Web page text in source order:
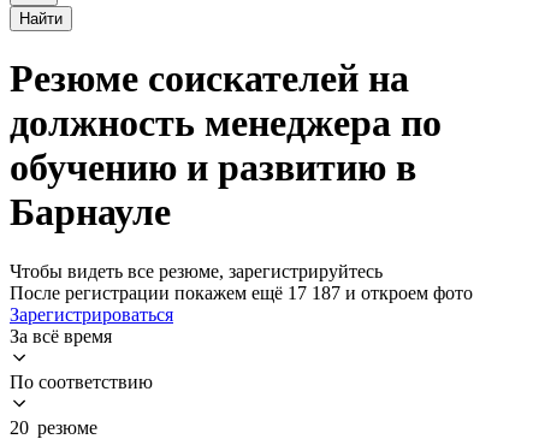
Найти
Резюме соискателей на
должность менеджера по
обучению и развитию в
Барнауле
Чтобы видеть все резюме, зарегистрируйтесь
После регистрации покажем ещё 17 187 и откроем фото
Зарегистрироваться
За всё время
По соответствию
20 резюме